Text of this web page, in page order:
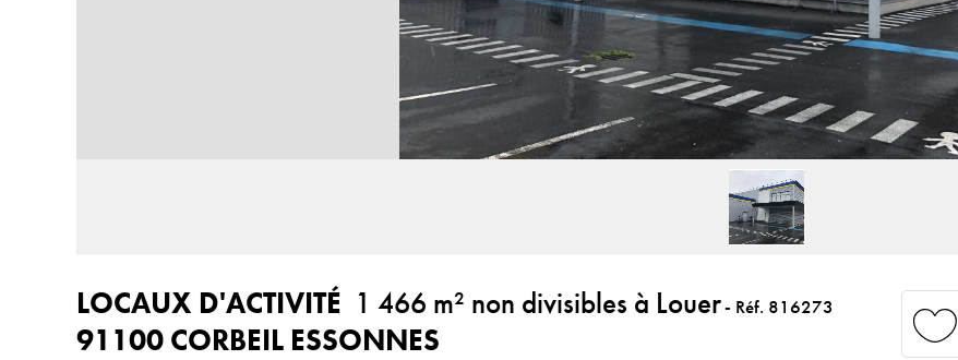
LOCAUX D'ACTIVITÉ 1 466 m² non divisibles à Louer- Réf. 816273
91100 CORBEIL ESSONNES